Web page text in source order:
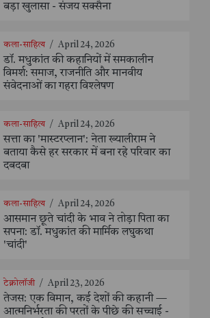
बड़ा खुलासा - संजय सक्सैना
कला-साहित्य / April 24, 2026
डॉ. मधुकांत की कहानियों में समकालीन
विमर्श: समाज, राजनीति और मानवीय
संवेदनाओं का गहरा विश्लेषण
कला-साहित्य / April 24, 2026
सत्ता का 'मास्टरप्लान': नेता ख्यालीराम ने
बताया कैसे हर सरकार में बना रहे परिवार का
दबदबा
कला-साहित्य / April 24, 2026
आसमान छूते चांदी के भाव ने तोड़ा पिता का
सपना: डॉ. मधुकांत की मार्मिक लघुकथा
'चांदी'
टेक्नोलॉजी / April 23, 2026
तेजस: एक विमान, कई देशों की कहानी —
आत्मनिर्भरता की परतों के पीछे की सच्चाई -